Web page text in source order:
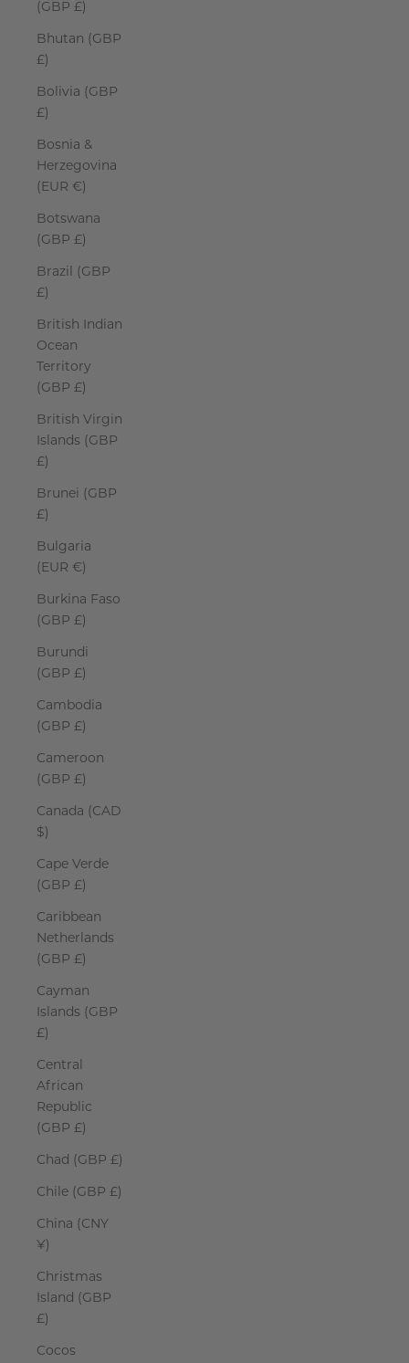
(GBP £)
Bhutan (GBP
£)
Bolivia (GBP
£)
Bosnia &
Herzegovina
(EUR €)
Botswana
(GBP £)
Brazil (GBP
£)
British Indian
Ocean
Territory
(GBP £)
British Virgin
Islands (GBP
£)
Brunei (GBP
£)
Bulgaria
(EUR €)
Burkina Faso
(GBP £)
Burundi
(GBP £)
Cambodia
(GBP £)
Cameroon
(GBP £)
Canada (CAD
$)
Cape Verde
(GBP £)
Caribbean
Netherlands
(GBP £)
Cayman
Islands (GBP
£)
Central
African
Republic
(GBP £)
Chad (GBP £)
Chile (GBP £)
China (CNY
¥)
Christmas
Island (GBP
£)
Cocos